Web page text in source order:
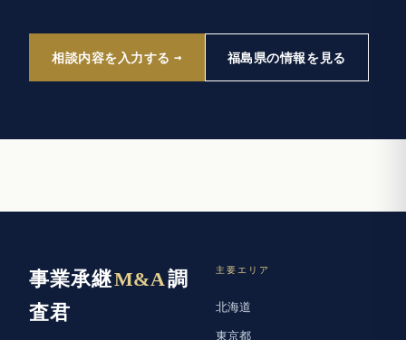
相談内容を入力する 福島県の情報を見る
事業承継M&A調
査君
主要エリア
北海道
東京都